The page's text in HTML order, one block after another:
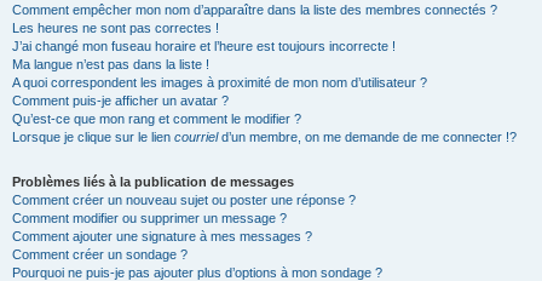
Comment empêcher mon nom d’apparaître dans la liste des membres connectés ?
Les heures ne sont pas correctes !
J’ai changé mon fuseau horaire et l’heure est toujours incorrecte !
Ma langue n’est pas dans la liste !
A quoi correspondent les images à proximité de mon nom d’utilisateur ?
Comment puis-je afficher un avatar ?
Qu’est-ce que mon rang et comment le modifier ?
Lorsque je clique sur le lien courrield’un membre, on me demande de me connecter !?
Problèmes liés à la publication de messages
Comment créer un nouveau sujet ou poster une réponse ?
Comment modifier ou supprimer un message ?
Comment ajouter une signature à mes messages ?
Comment créer un sondage ?
Pourquoi ne puis-je pas ajouter plus d’options à mon sondage ?